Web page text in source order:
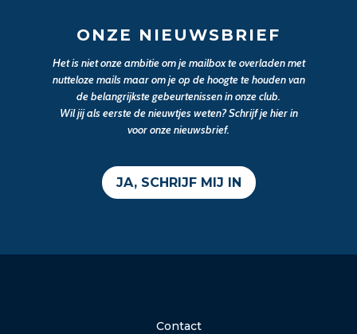
ONZE NIEUWSBRIEF
Het is niet onze ambitie om je mailbox te overladen met
nutteloze mails maar om je op de hoogte te houden van
de belangrijkste gebeurtenissen in onze club.
Wil jij als eerste de nieuwtjes weten? Schrijf je hier in
voor onze nieuwsbrief.
JA, SCHRIJF MIJ IN
Contact